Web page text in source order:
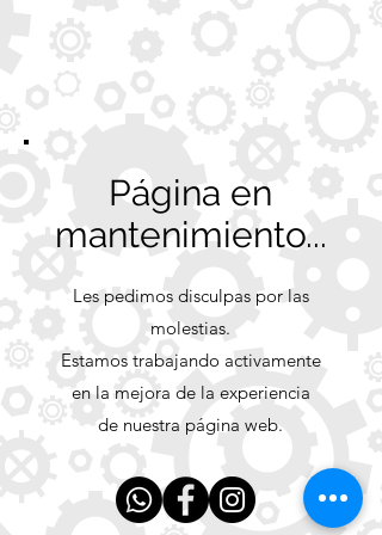
Página en
mantenimiento...
Les pedimos disculpas por las
molestias.
Estamos trabajando activamente
en la mejora de la experiencia
de nuestra página web.